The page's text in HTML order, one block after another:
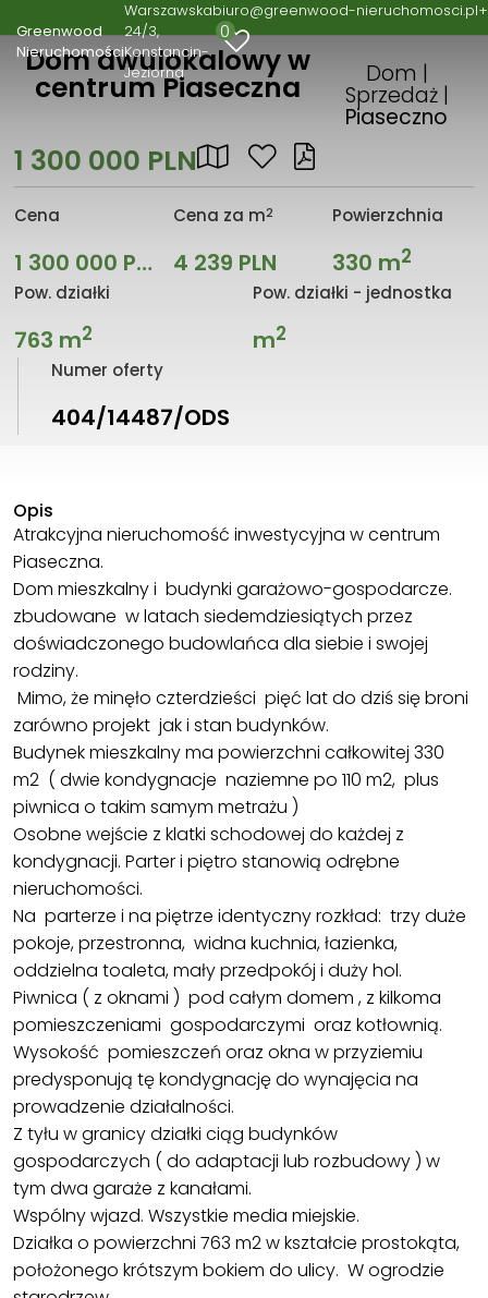
Greenwood
Nieruchomości
Warszawska
24/3
Konstancin-
Jeziorna
biuro@greenwood-nieruchomosci.pl
0
Dom dwulokalowy w
centrum Piaseczna Dom |
Sprzedaż |
Piaseczno
1 300 000 PLN
Cena
1 300 000 PLN
Cena za m2
4 239 PLN
Powierzchnia
330 m2
Pow. działki
763 m2
Pow. działki - jednostka
m2
Numer oferty
404/14487/ODS
Opis
Atrakcyjna nieruchomość inwestycyjna w centrum
Piaseczna.
Dom mieszkalny i budynki garażowo-gospodarcze.
zbudowane w latach siedemdziesiątych przez
doświadczonego budowlańca dla siebie i swojej
rodziny.
Mimo, że minęło czterdzieści pięć lat do dziś się broni
zarówno projekt jak i stan budynków.
Budynek mieszkalny ma powierzchni całkowitej 330
m2 ( dwie kondygnacje naziemne po 110 m2, plus
piwnica o takim samym metrażu )
Osobne wejście z klatki schodowej do każdej z
kondygnacji. Parter i piętro stanowią odrębne
nieruchomości.
Na parterze i na piętrze identyczny rozkład: trzy duże
pokoje, przestronna, widna kuchnia, łazienka,
oddzielna toaleta, mały przedpokój i duży hol.
Piwnica ( z oknami ) pod całym domem , z kilkoma
pomieszczeniami gospodarczymi oraz kotłownią.
Wysokość pomieszczeń oraz okna w przyziemiu
predysponują tę kondygnację do wynajęcia na
prowadzenie działalności.
Z tyłu w granicy działki ciąg budynków
gospodarczych ( do adaptacji lub rozbudowy ) w
tym dwa garaże z kanałami.
Wspólny wjazd. Wszystkie media miejskie.
Działka o powierzchni 763 m2 w kształcie prostokąta,
położonego krótszym bokiem do ulicy. W ogrodzie